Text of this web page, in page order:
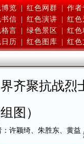
博览 | 红色网群 | 作者
信 红色演讲
红色
言 绿色景区
红色
历 红色图库 红色
齐聚抗战烈
组图）
：许颖绮、朱胜东、黄益